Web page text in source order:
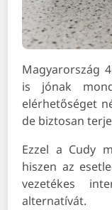
Magyarország
is jónak
elérhetőséget
de biztosan
Ezzel a Cudy
hiszen az
vezetékes
alternatívát.